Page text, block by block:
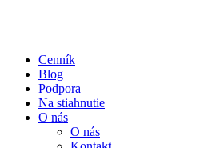
Cenník
Blog
Podpora
Na stiahnutie
O nás
O nás